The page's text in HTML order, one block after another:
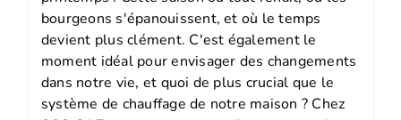
bourgeons s'épanouissent, et où le temps
devient plus clément. C'est également le
moment idéal pour envisager des changements
dans notre vie, et quoi de plus crucial que le
système de chauffage de notre maison ? Chez